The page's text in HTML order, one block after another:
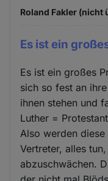
Roland Fakler (nicht
Es ist ein
Es ist ein großes
sich so fest an
ihnen stehen und
Luther =
Also werden
Vertreter, alles
abzuschwächen.